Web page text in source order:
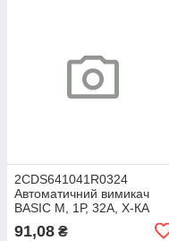
2CDS641041R0324
Автоматичний вимикач
BASIC M, 1Р, 32А, Х-КА
"С", 4,5kA (8536 20 10 00)
91,08 ₴